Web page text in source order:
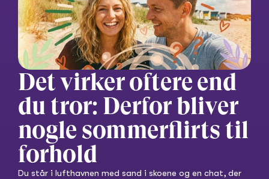
Det virker oftere end
du tror: Derfor bliver
nogle sommerflirts til
forhold
Du står i lufthavnen med sand i skoene og en chat, der